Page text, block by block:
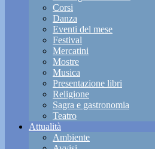
Corsi
Danza
Eventi del mese
Festival
Mercatini
Mostre
Musica
Presentazione libri
Religione
Sagra e gastronomia
Teatro
Attualità
Ambiente